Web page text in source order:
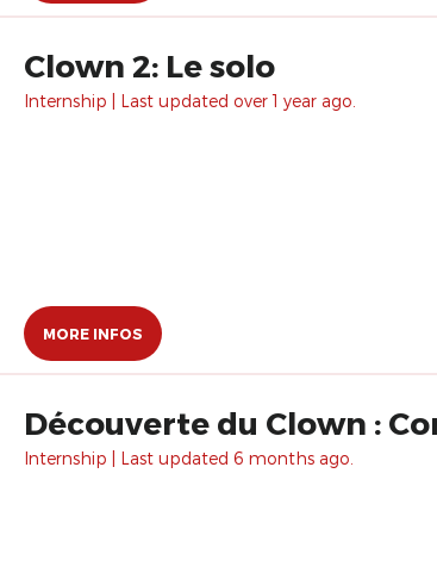
Clown 2: Le solo
Internship | Last updated over 1 year ago.
MORE INFOS
Découverte du Clown :
Internship | Last updated 6 months ago.